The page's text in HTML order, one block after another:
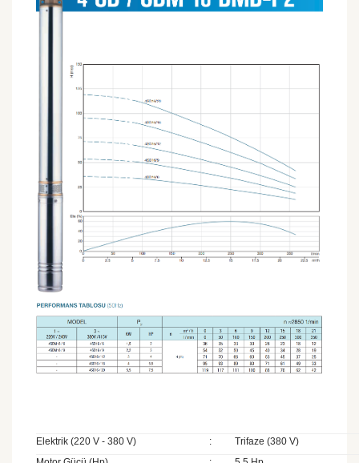
Elektrik (220 V - 380 V) :
Trifaze (380 V)